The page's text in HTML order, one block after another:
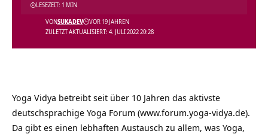
ZULETZT AKTUALISIERT: 4. JULI 2022 20:28
VONSUKADEV VOR 19 JAHREN
LESEZEIT: 1 MIN
Yoga Vidya betreibt seit über 10 Jahren das aktivste
deutschsprachige Yoga Forum (www.forum.yoga-vidya.de).
Da gibt es einen lebhaften Austausch zu allem, was Yoga,